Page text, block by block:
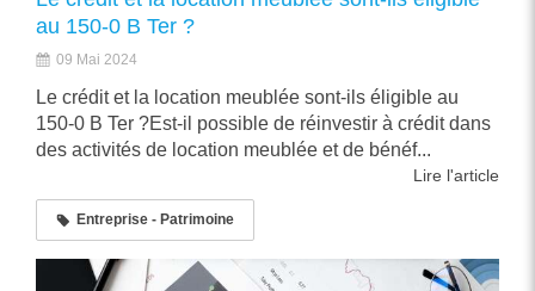
au 150-0 B Ter ?
09 Mai 2024
Le crédit et la location meublée sont-ils éligible au
150-0 B Ter ?Est-il possible de réinvestir à crédit dans
des activités de location meublée et de bénéf...
Lire l'article
Entreprise - Patrimoine